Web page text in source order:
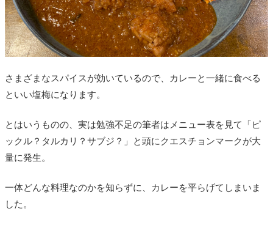
さまざまなスパイスが効いているので、カレーと一緒に食べる
といい塩梅になります。
とはいうものの、実は勉強不足の筆者はメニュー表を見て「ピ
ックル？タルカリ？サブジ？」と頭にクエスチョンマークが大
量に発生。
一体どんな料理なのかを知らずに、カレーを平らげてしまいま
した。